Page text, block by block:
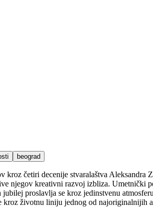
beograd
kroz četiri decenije stvaralaštva
njegov kreativni razvoj izbliza. Umetnički
proslavlja se kroz jedinstvenu
životnu liniju jednog od najoriginalnijih